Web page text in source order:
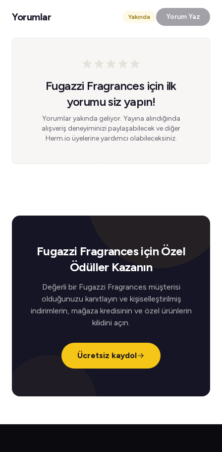
Yorumlar Yakında Yorum Yaz
Fugazzi Fragrances için ilk
yorumu siz yapın!
Yorumlar yakında geliyor. Yayına alındığında
alışveriş deneyiminizi paylaşabilecek ve diğer
Herm.io üyelerine yardımcı olabileceksiniz.
Fugazzi Fragrances için Özel
Ödüller Kazanın
Değerli bir Fugazzi Fragrances müşterisi
olduğunuzu kanıtlayın ve kişiselleştirilmiş
indirimlerin, mağaza kredisinin ve özel ürünlerin
kilidini açın.
Ücretsiz kaydol